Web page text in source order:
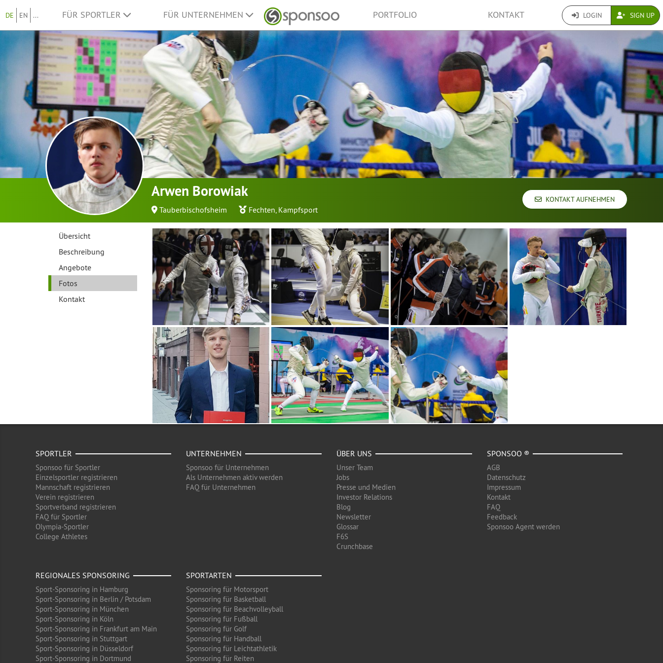
DE EN ... FÜR SPORTLER FÜR UNTERNEHMEN PORTFOLIO KONTAKT LOGIN SIGN UP
Arwen Borowiak
Tauberbischofsheim Fechten, Kampfsport
KONTAKT AUFNEHMEN
Übersicht
Beschreibung
Angebote
Fotos
Kontakt
SPORTLER
Sponsoo für Sportler
Einzelsportler registrieren
Mannschaft registrieren
Verein registrieren
Sportverband registrieren
FAQ für Sportler
Olympia-Sportler
College Athletes
UNTERNEHMEN
Sponsoo für Unternehmen
Als Unternehmen aktiv werden
FAQ für Unternehmen
ÜBER UNS
Unser Team
Jobs
Presse und Medien
Investor Relations
Blog
Newsletter
Glossar
F6S
Crunchbase
SPONSOO ®
AGB
Datenschutz
Impressum
Kontakt
FAQ
Feedback
Sponsoo Agent werden
REGIONALES SPONSORING
Sport-Sponsoring in Hamburg
Sport-Sponsoring in Berlin / Potsdam
Sport-Sponsoring in München
Sport-Sponsoring in Köln
Sport-Sponsoring in Frankfurt am Main
Sport-Sponsoring in Stuttgart
Sport-Sponsoring in Düsseldorf
Sport-Sponsoring in Dortmund
SPORTARTEN
Sponsoring für Motorsport
Sponsoring für Basketball
Sponsoring für Beachvolleyball
Sponsoring für Fußball
Sponsoring für Golf
Sponsoring für Handball
Sponsoring für Leichtathletik
Sponsoring für Reiten